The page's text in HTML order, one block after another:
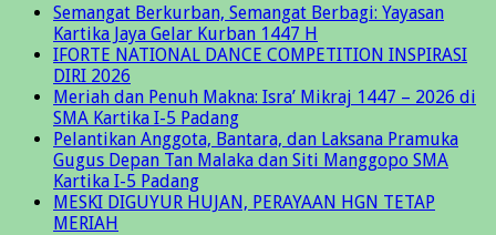
Semangat Berkurban, Semangat Berbagi: Yayasan
Kartika Jaya Gelar Kurban 1447 H
IFORTE NATIONAL DANCE COMPETITION INSPIRASI
DIRI 2026
Meriah dan Penuh Makna: Isra’ Mikraj 1447 – 2026 di
SMA Kartika I-5 Padang
Pelantikan Anggota, Bantara, dan Laksana Pramuka
Gugus Depan Tan Malaka dan Siti Manggopo SMA
Kartika I-5 Padang
MESKI DIGUYUR HUJAN, PERAYAAN HGN TETAP
MERIAH